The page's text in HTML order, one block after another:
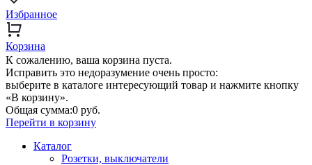
Избранное
Корзина
К сожалению, ваша корзина пуста.
Исправить это недоразумение очень просто:
выберите в каталоге интересующий товар и нажмите кнопку
«В корзину».
Общая сумма:0 руб.
Перейти в корзину
Каталог
Розетки, выключатели